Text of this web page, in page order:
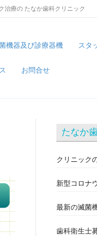
治療の たなか歯科クリニック
機器及び診療器機 スタ
お問合せ
たなか
クリニック
新型コロナ
最新の滅菌
歯科衛生士